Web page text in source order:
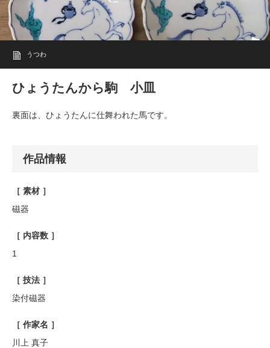
うつわ
ひょうたんから駒 小皿
裏面は、ひょうたんに仕舞われた馬です。
作品情報
［ 素材 ］
磁器
［ 内容数 ］
1
［ 技法 ］
染付磁器
［ 作家名 ］
川上 真子